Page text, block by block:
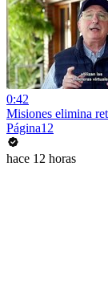
0:42
Misiones elimina
Página12
hace 12 horas